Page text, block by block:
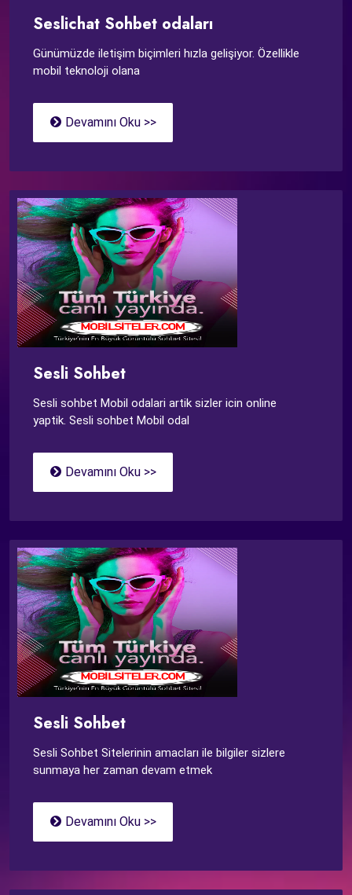
Seslichat Sohbet odaları
Günümüzde iletişim biçimleri hızla gelişiyor. Özellikle
mobil teknoloji olana
Devamını Oku >>
Sesli Sohbet
Sesli sohbet Mobil odalari artik sizler icin online
yaptik. Sesli sohbet Mobil odal
Devamını Oku >>
Sesli Sohbet
Sesli Sohbet Sitelerinin amacları ile bilgiler sizlere
sunmaya her zaman devam etmek
Devamını Oku >>